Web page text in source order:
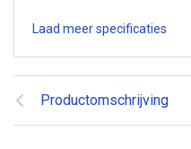
Productomschrijving
Laad meer specificaties